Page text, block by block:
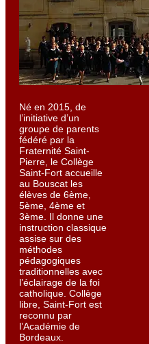
Né en 2015, de
l’initiative d’un
groupe de parents
fédéré par la
Fraternité Saint-
Pierre, le Collège
Saint-Fort accueille
au Bouscat les
élèves de 6ème,
5ème, 4ème et
3ème. Il donne une
instruction classique
assise sur des
méthodes
pédagogiques
traditionnelles avec
l’éclairage de la foi
catholique. Collège
libre, Saint-Fort est
reconnu par
l’Académie de
Bordeaux.